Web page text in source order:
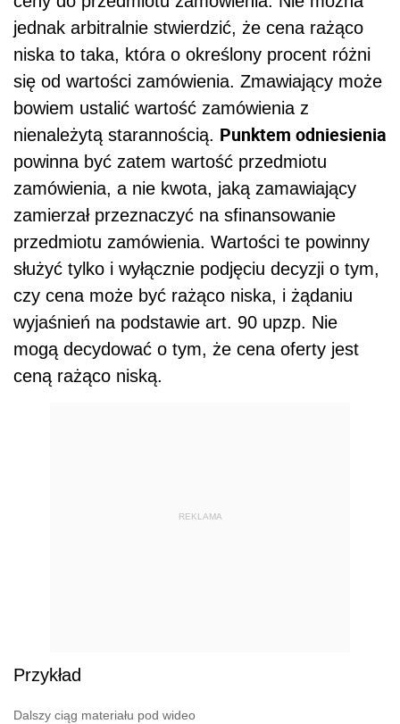
jednak arbitralnie stwierdzić, że cena rażąco
niska to taka, która o określony procent różni
się od wartości zamówienia. Zmawiający może
bowiem ustalić wartość zamówienia z
nienależytą starannością. Punktem odniesienia
powinna być zatem wartość przedmiotu
zamówienia, a nie kwota, jaką zamawiający
zamierzał przeznaczyć na sfinansowanie
przedmiotu zamówienia. Wartości te powinny
służyć tylko i wyłącznie podjęciu decyzji o tym,
czy cena może być rażąco niska, i żądaniu
wyjaśnień na podstawie art. 90 upzp. Nie
mogą decydować o tym, że cena oferty jest
ceną rażąco niską.
REKLAMA
Przykład
Dalszy ciąg materiału pod wideo